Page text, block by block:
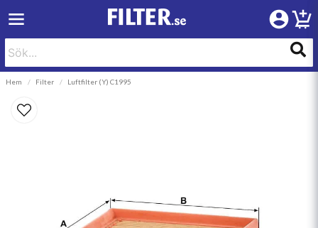
Hem Filter Luftfilter (Y) C1995